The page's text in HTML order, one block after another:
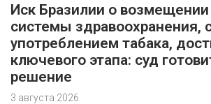
Иск Бразилии о возмещении
системы здравоохранения,
употреблением табака,
ключевого этапа: суд
решение
3 августа 2026